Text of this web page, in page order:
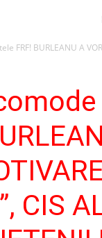
BURLEANU A
CIS